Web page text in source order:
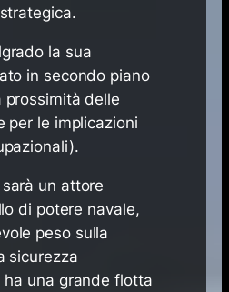
la sua
in secondo piano
prossimità delle
per le implicazioni
un attore
di potere navale,
peso sulla
sicurezza
ha una grande flotta